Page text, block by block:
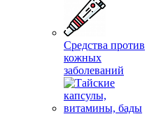
Средства против
кожных
заболеваний